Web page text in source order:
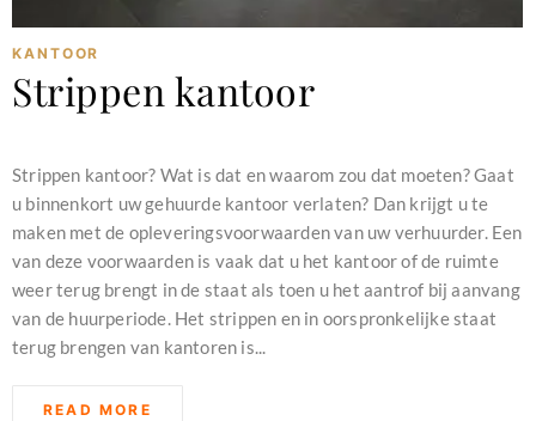
KANTOOR
Strippen kantoor
Strippen kantoor? Wat is dat en waarom zou dat moeten? Gaat
u binnenkort uw gehuurde kantoor verlaten? Dan krijgt u te
maken met de opleveringsvoorwaarden van uw verhuurder. Een
van deze voorwaarden is vaak dat u het kantoor of de ruimte
weer terug brengt in de staat als toen u het aantrof bij aanvang
van de huurperiode. Het strippen en in oorspronkelijke staat
terug brengen van kantoren is...
READ MORE